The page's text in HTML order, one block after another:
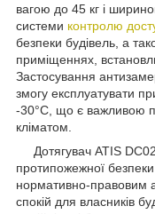
вагою до 45 кг і
системи контролю
безпеки будівель, а
приміщеннях,
Застосування
змогу експлуатувати
-30°C, що є важливою
кліматом.
Дотягувач ATIS
протипожежної безпеки
нормативно-правовим
спокій для власників